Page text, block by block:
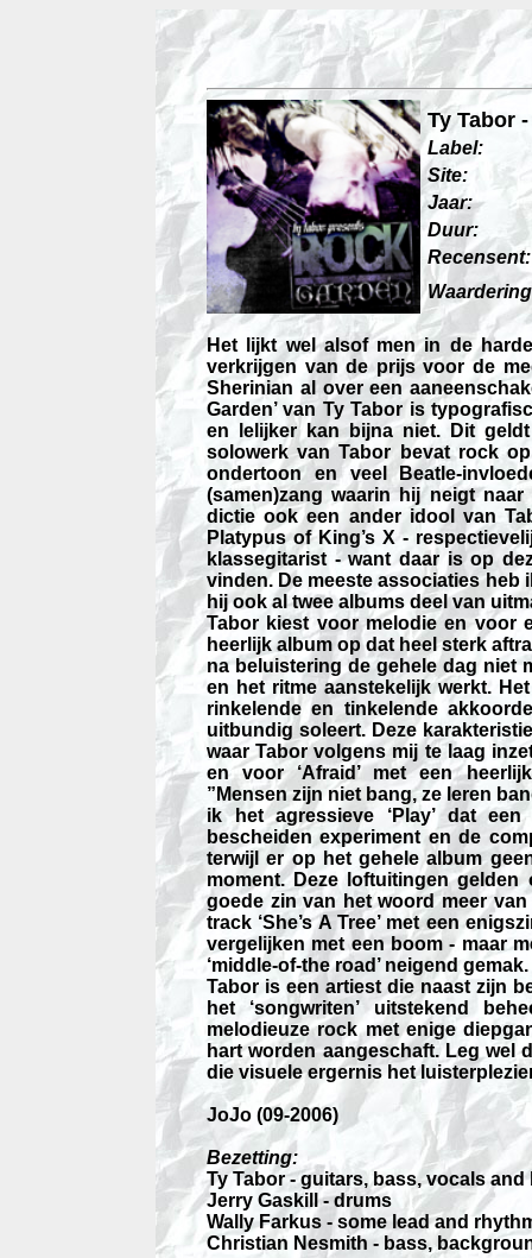
Ty Tabor
Label:
Site:
Jaar:
Duur:
Recensent:
Het lijkt wel alsof men in de
verkrijgen van de prijs voor de
Sherinian al over een
Garden’ van Ty Tabor is
en lelijker kan bijna niet. Dit
solowerk van Tabor bevat rock
ondertoon en veel Beatle-
(samen)zang waarin hij neigt
dictie ook een ander idool van
Platypus of King’s X -
klassegitarist - want daar is op
vinden. De meeste associaties heb
hij ook al twee albums deel van
Tabor kiest voor melodie en voor
heerlijk album op dat heel sterk
na beluistering de gehele dag niet
en het ritme aanstekelijk werkt.
rinkelende en tinkelende
uitbundig soleert. Deze
waar Tabor volgens mij te laag
en voor ‘Afraid’ met een
”Mensen zijn niet bang, ze leren
ik het agressieve ‘Play’ dat
bescheiden experiment en de
terwijl er op het gehele album
moment. Deze loftuitingen
goede zin van het woord meer
track ‘She’s A Tree’ met een
vergelijken met een boom - maar
‘middle-of-the road’ neigend gemak.
Tabor is een artiest die naast zijn
het ‘songwriten’ uitstekend
melodieuze rock met enige
hart worden aangeschaft. Leg wel
die visuele ergernis het
JoJo (09-2006)
Bezetting:
Ty Tabor - guitars, bass, vocals
Jerry Gaskill - drums
Wally Farkus - some lead and
Christian Nesmith - bass,